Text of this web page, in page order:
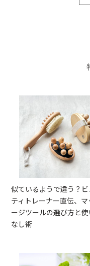
似ているようで違う？ビ
ティトレーナー直伝、マ
ージツールの選び方と使
なし術